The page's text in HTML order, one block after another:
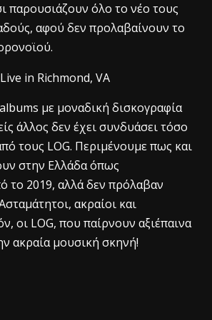
παρουσιάζουν όλο το νέο τους
αφού δεν προλαβαίνουν το
με μοναδική δισκογραφία
άλλος δεν έχει συνδυάσει τόσο
τους LOG. Περιμένουμε πως και
στην Ελλάδα όπως
το 2019, αλλά δεν πρόλαβαν
ακραίοι και
οι LOG, που παίρνουν αξιέπαινα
ακραία μουσική σκηνή!